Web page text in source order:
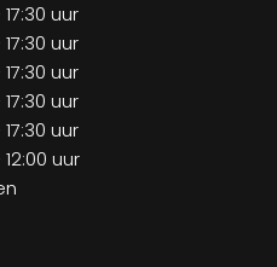
uur
uur
uur
uur
uur
uur